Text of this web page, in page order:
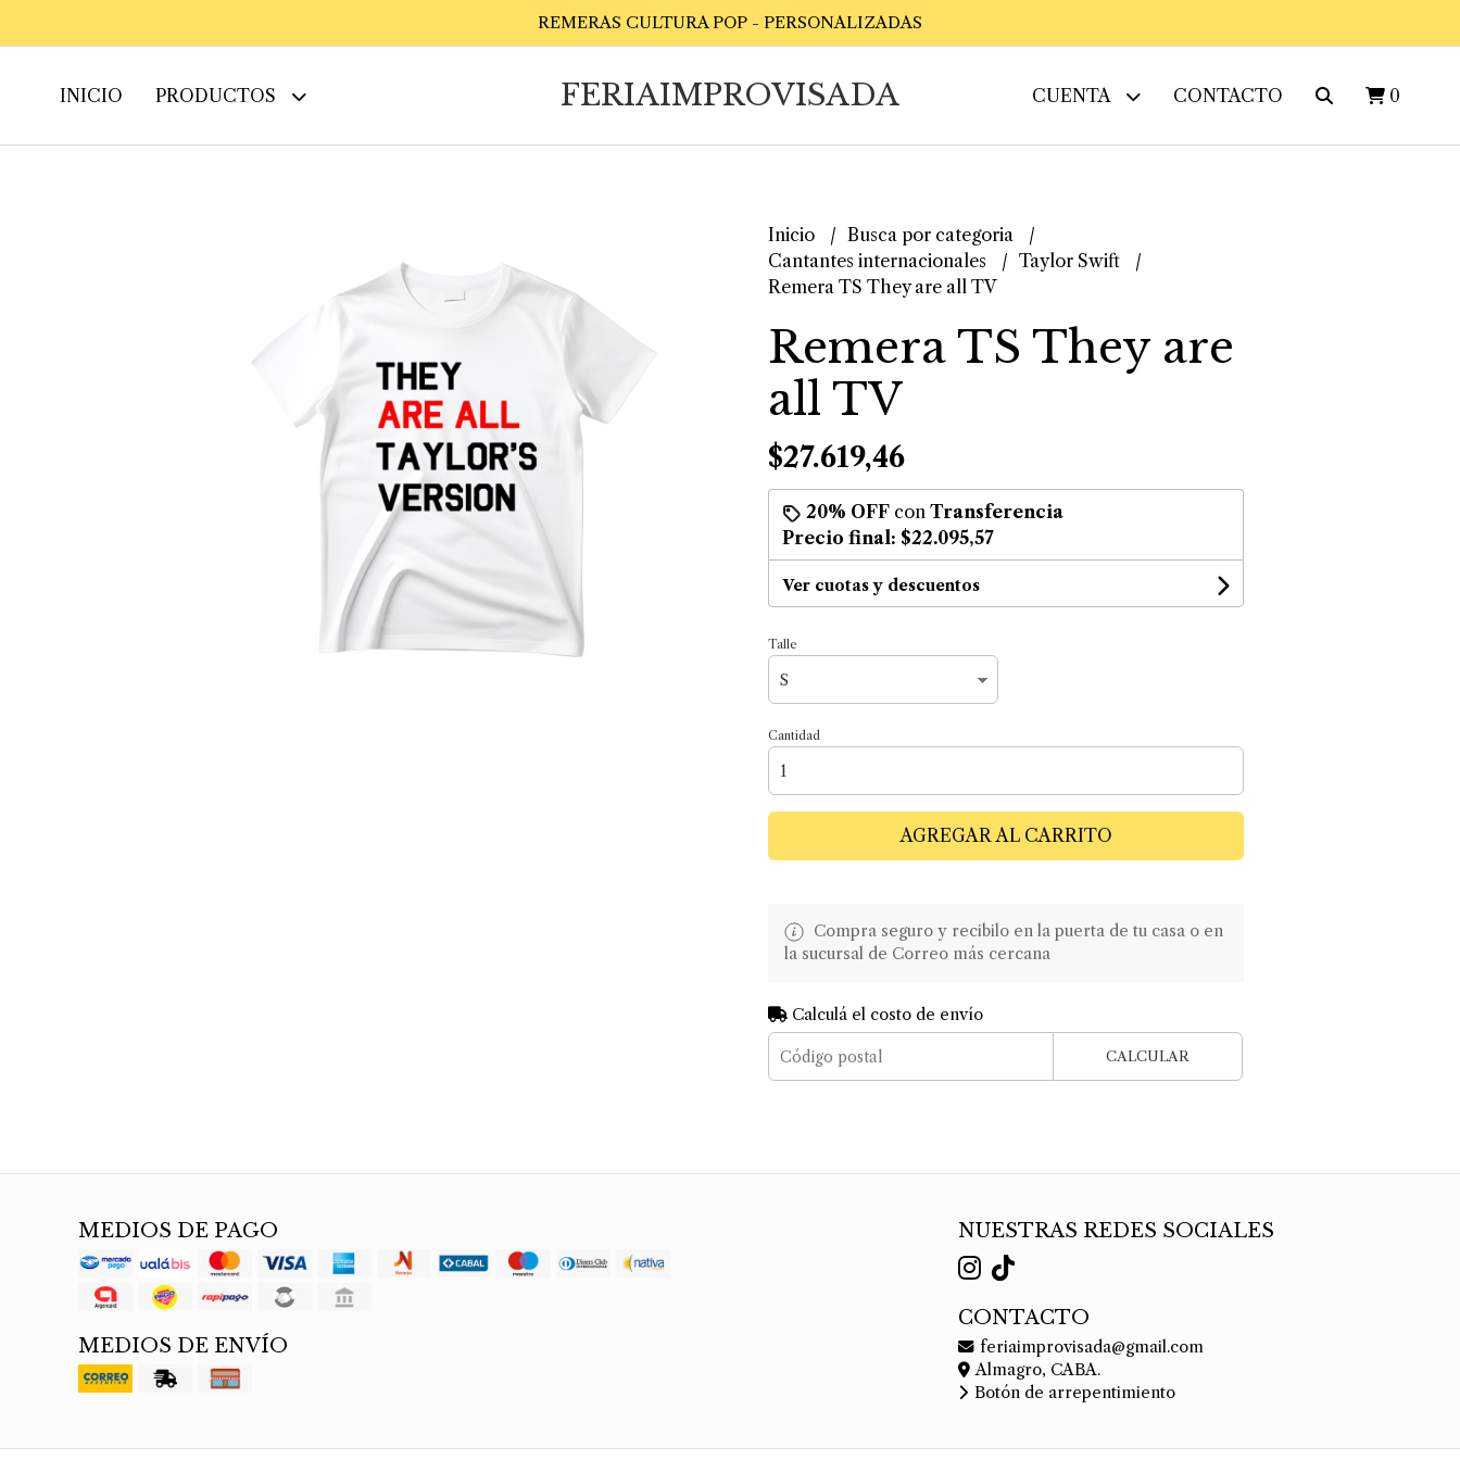
REMERAS CULTURA POP - PERSONALIZADAS
INICIO PRODUCTOS FERIAIMPROVISADA CUENTA CONTACTO 0
Inicio
Busca por categoria
Cantantes internacionales
Taylor Swift
Remera TS They are all TV
Remera TS They are
all TV
$27.619,46
20% OFF con Transferencia
Precio final: $22.095,57
Ver cuotas y descuentos
Talle
Cantidad
AGREGAR AL CARRITO
Compra seguro y recibilo en la puerta de tu casa o en
la sucursal de Correo más cercana
Calculá el costo de envío
CALCULAR
MEDIOS DE PAGO
MEDIOS DE ENVÍO
NUESTRAS REDES SOCIALES
CONTACTO
feriaimprovisada@gmail.com
Almagro, CABA.
Botón de arrepentimiento